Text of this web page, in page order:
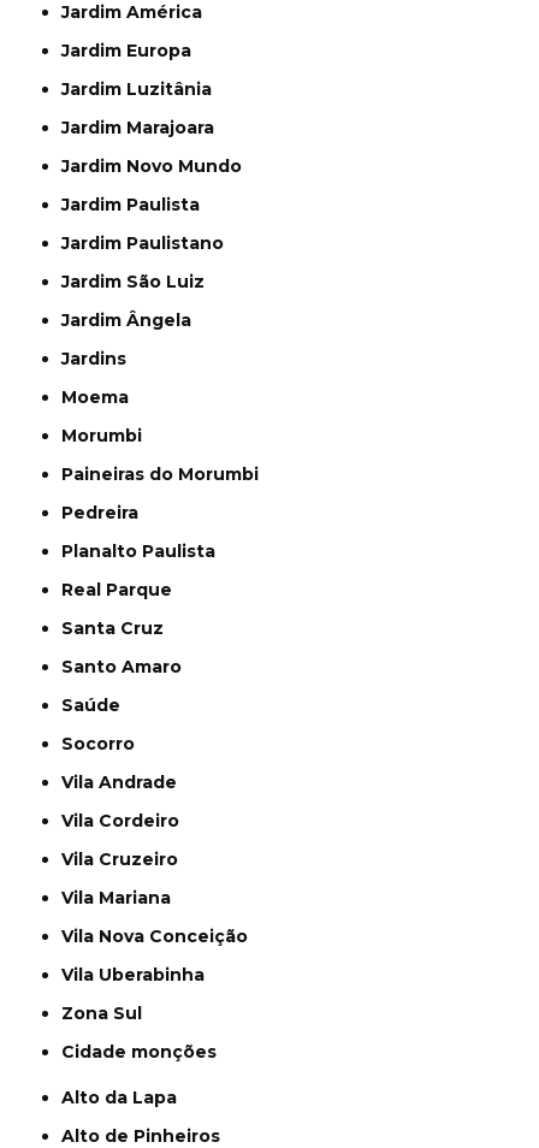
Jardim América
Jardim Europa
Jardim Luzitânia
Jardim Marajoara
Jardim Novo Mundo
Jardim Paulista
Jardim Paulistano
Jardim São Luiz
Jardim Ângela
Jardins
Moema
Morumbi
Paineiras do Morumbi
Pedreira
Planalto Paulista
Real Parque
Santa Cruz
Santo Amaro
Saúde
Socorro
Vila Andrade
Vila Cordeiro
Vila Cruzeiro
Vila Mariana
Vila Nova Conceição
Vila Uberabinha
Zona Sul
cidade monções
Alto da Lapa
Alto de Pinheiros